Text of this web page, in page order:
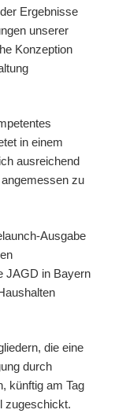
Ergebnisse
unserer
Konzeption
in einem
ausreichend
zu
Ausgabe
JAGD in Bayern
die eine
durch
künftig am Tag
zugeschickt.